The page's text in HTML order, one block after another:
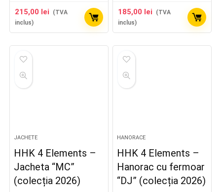
215,00 lei
(TVA
inclus)
185,00 lei
(TVA
inclus)
JACHETE
HHK 4 Elements –
Jacheta “MC”
(colecția 2026)
HANORACE
HHK 4 Elements –
Hanorac cu fermoar
“DJ” (colecția 2026)